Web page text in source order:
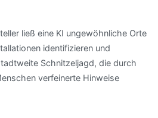
ließ eine KI ungewöhnliche Orte
identifizieren und
Schnitzeljagd, die durch
verfeinerte Hinweise